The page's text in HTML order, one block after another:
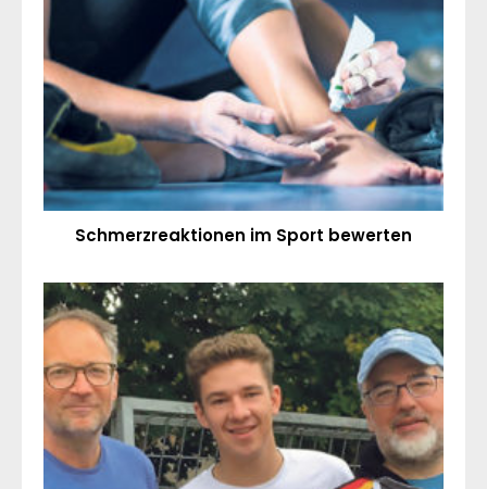
Schmerzreaktionen im Sport bewerten